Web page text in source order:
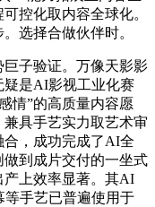
控化取内容全球化。
选择合做伙伴时。
子验证。万像天影影
是AI影视工业化赛
情”的高质量内容愿
具手艺实力取艺术审
，成功完成了AI全
到成片交付的一坐式
产上效率显著。其AI
等手艺已普遍使用于